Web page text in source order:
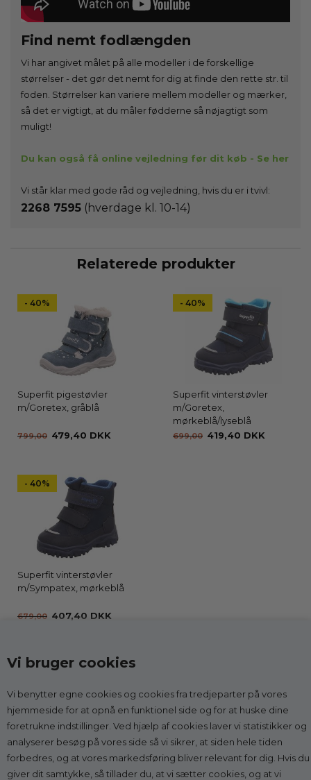
Vi bruger cookies
Vi benytter egne cookies og cookies fra tredjeparter på vores
hjemmeside for at opnå en funktionel side og for at huske dine
foretrukne indstillinger. Ved hjælp af cookies laver vi statistikker og
analyserer besøg på vores side så vi sikrer, at siden hele tiden
forbedres, og at vores markedsføring bliver relevant for dig. Hvis du
giver dit samtykke, så tillader du, at vi sætter cookies, og at vi
Find nemt fodlængden
Vi har angivet målet på alle modeller i de forskellige
størrelser - det gør det nemt for dig at finde den rette str. til
foden. Størrelser kan variere mellem modeller og mærker,
så det er vigtigt, at du måler fødderne så nøjagtigt som
muligt!
Du kan også få online vejledning før dit køb - Se her
Vi står klar med gode råd og vejledning, hvis du er i tvivl:
2268 7595 (hverdage kl. 10-14)
Relaterede produkter
- 40%
Superfit pigestøvler
m/Goretex, gråblå
799,00 479,40 DKK
- 40%
Superfit vinterstøvler
m/Goretex,
mørkeblå/lyseblå
699,00 419,40 DKK
- 40%
Superfit vinterstøvler
m/Sympatex, mørkeblå
679,00 407,40 DKK
Kontakt
Godesko.dk
v/Malle & Co
Solrød Byvej 15